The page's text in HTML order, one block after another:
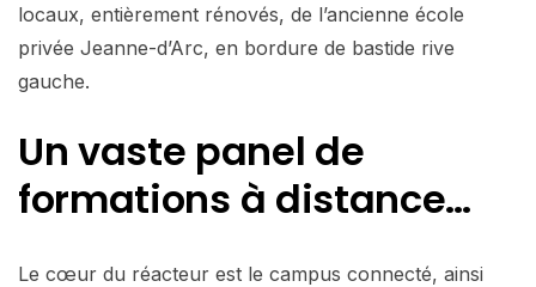
locaux, entièrement rénovés, de l’ancienne école
privée Jeanne-d’Arc, en bordure de bastide rive
gauche.
Un vaste panel de
formations à distance…
Le cœur du réacteur est le campus connecté, ainsi